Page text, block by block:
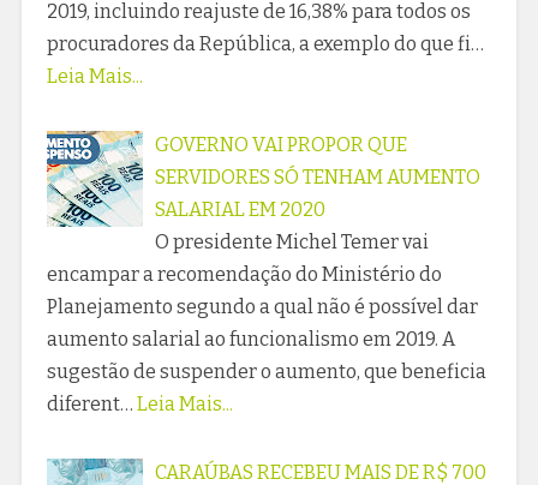
2019, incluindo reajuste de 16,38% para todos os
procuradores da República, a exemplo do que fi…
Leia Mais...
GOVERNO VAI PROPOR QUE
SERVIDORES SÓ TENHAM AUMENTO
SALARIAL EM 2020
O presidente Michel Temer vai
encampar a recomendação do Ministério do
Planejamento segundo a qual não é possível dar
aumento salarial ao funcionalismo em 2019. A
sugestão de suspender o aumento, que beneficia
diferent… Leia Mais...
CARAÚBAS RECEBEU MAIS DE R$ 700